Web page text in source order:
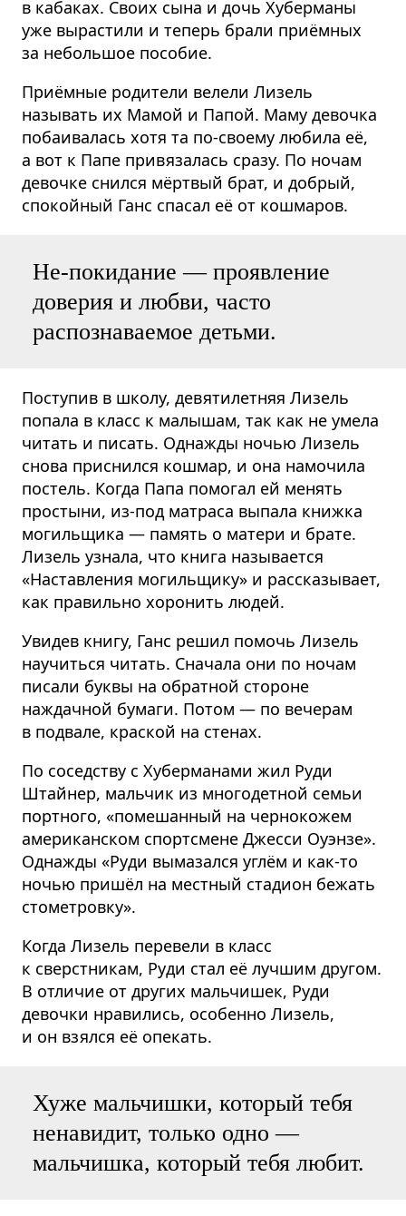
в кабаках. Своих сына и дочь Хуберманы
уже вырастили и теперь брали приёмных
за небольшое пособие.
Приёмные родители велели Лизель
называть их Мамой и Папой. Маму девочка
побаивалась хотя та по-своему любила её,
а вот к Папе привязалась сразу. По ночам
девочке снился мёртвый брат, и добрый,
спокойный Ганс спасал её от кошмаров.
Не-покидание — проявление
доверия и любви, часто
распознаваемое детьми.
Поступив в школу, девятилетняя Лизель
попала в класс к малышам, так как не умела
читать и писать. Однажды ночью Лизель
снова приснился кошмар, и она намочила
постель. Когда Папа помогал ей менять
простыни, из-под матраса выпала книжка
могильщика — память о матери и брате.
Лизель узнала, что книга называется
«Наставления могильщику» и рассказывает,
как правильно хоронить людей.
Увидев книгу, Ганс решил помочь Лизель
научиться читать. Сначала они по ночам
писали буквы на обратной стороне
наждачной бумаги. Потом — по вечерам
в подвале, краской на стенах.
По соседству с Хуберманами жил Руди
Штайнер, мальчик из многодетной семьи
портного, «помешанный на чернокожем
американском спортсмене Джесси Оуэнзе».
Однажды «Руди вымазался углём и как-то
ночью пришёл на местный стадион бежать
стометровку».
Когда Лизель перевели в класс
к сверстникам, Руди стал её лучшим другом.
В отличие от других мальчишек, Руди
девочки нравились, особенно Лизель,
и он взялся её опекать.
Хуже мальчишки, который тебя
ненавидит, только одно —
мальчишка, который тебя любит.